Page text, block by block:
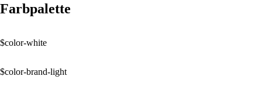
Farbpalette
$color-white
$color-brand-light